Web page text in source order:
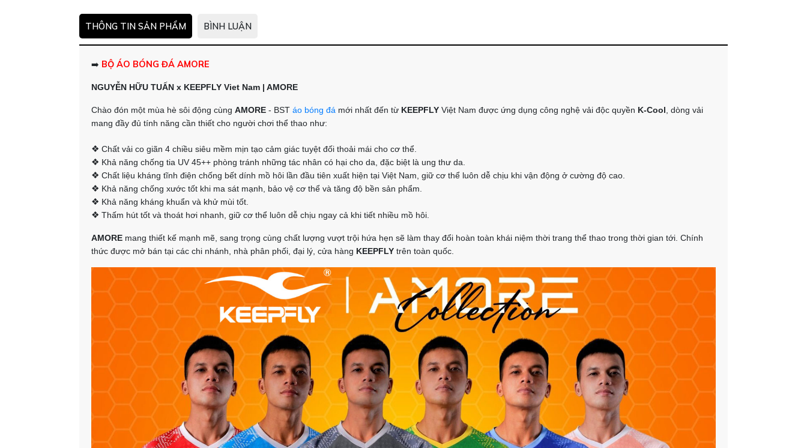
THÔNG TIN SẢN PHẨM BÌNH LUẬN
➡️ BỘ ÁO BÓNG ĐÁ AMORE
NGUYỄN HỮU TUẤN x KEEPFLY Viet Nam | AMORE
Chào đón một mùa hè sôi động cùng AMORE - BST áo bóng đá mới nhất đến từ KEEPFLY Việt Nam được ứng dụng công nghệ vải độc quyền K-Cool , dòng vải
mang đầy đủ tính năng cần thiết cho người chơi thể thao như:
❖ Chất vải co giãn 4 chiều siêu mềm mịn tạo cảm giác tuyệt đối thoải mái cho cơ thể.
❖ Khả năng chống tia UV 45++ phòng tránh những tác nhân có hại cho da, đặc biệt là ung thư da.
❖ Chất liệu kháng tĩnh điện chống bết dính mồ hôi lần đầu tiên xuất hiện tại Việt Nam, giữ cơ thể luôn dễ chịu khi vận động ở cường độ cao.
❖ Khả năng chống xước tốt khi ma sát mạnh, bảo vệ cơ thể và tăng độ bền sản phẩm.
❖ Khả năng kháng khuẩn và khử mùi tốt.
❖ Thấm hút tốt và thoát hơi nhanh, giữ cơ thể luôn dễ chịu ngay cả khi tiết nhiều mồ hôi.
AMORE mang thiết kế mạnh mẽ, sang trọng cùng chất lượng vượt trội hứa hẹn sẽ làm thay đổi hoàn toàn khái niệm thời trang thể thao trong thời gian tới. Chính
thức được mở bán tại các chi nhánh, nhà phân phối, đại lý, cửa hàng KEEPFLY trên toàn quốc.